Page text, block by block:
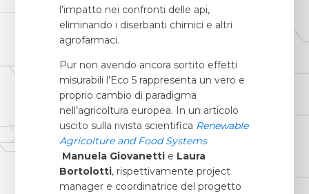
l’impatto nei confronti delle api,
eliminando i diserbanti chimici e altri
agrofarmaci.
Pur non avendo ancora sortito effetti
misurabili l’Eco 5 rappresenta un vero e
proprio cambio di paradigma
nell’agricoltura europea. In un articolo
uscito sulla rivista scientifica Renewable
Agricolture and Food Systems
Manuela Giovanetti e Laura
Bortolotti, rispettivamente project
manager e coordinatrice del progetto